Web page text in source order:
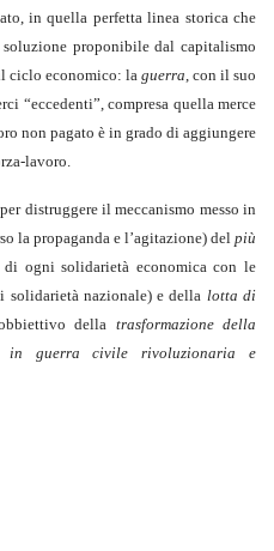
in quella perfetta linea storica che
proponibile dal capitalismo
ciclo economico: la guerra, con il suo
“eccedenti”, compresa quella merce
non pagato è in grado di aggiungere
lavoro.
distruggere il meccanismo messo in
la propaganda e l’agitazione) del più
ogni solidarietà economica con le
solidarietà nazionale) e della lotta di
della trasformazione della
guerra civile rivoluzionaria e